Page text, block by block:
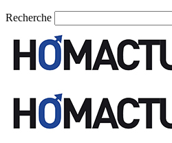
Recherche